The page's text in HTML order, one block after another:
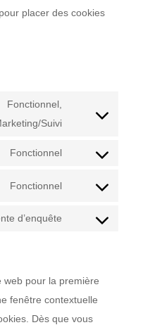
placer des cookies
Fonctionnel,
Suivi
Consent
service
Fonctionnel
Consent
wordpress
Fonctionnel
Consent
d’enquête
Consent
divers
web pour la première
fenêtre contextuelle
Dès que vous